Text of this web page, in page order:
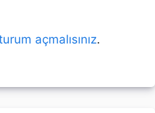
açmalısınız.